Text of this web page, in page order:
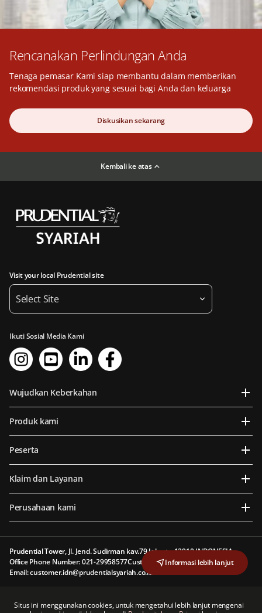
Rencanakan Perlindungan Anda
Tenaga pemasar Kami siap membantu dalam memberikan
rekomendasi produk yang sesuai bagi Anda dan keluarga
Diskusikan sekarang
Informasi lebih lanjut
Situs ini menggunakan cookies, untuk mengetahui lebih lanjut mengenai
Kembali ke atas
Visit your local Prudential site
Select Site
Ikuti Sosial Media Kami
Wujudkan Keberkahan
Produk kami
Peserta
Klaim dan Layanan
Perusahaan kami
Prudential Tower, Jl. Jend. Sudirman kav.79 Jakarta 12910 INDONESIA
Office Phone Number: 021-29958577Customer Line: 1500 577
Email: customer.idn@prudentialsyariah.co.id
Otoritas Jasa Keuangan